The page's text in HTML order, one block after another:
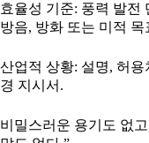
효율성 기준: 풍력 발전
방음, 방화 또는 미적 목
산업적 상황: 설명, 허
경 지시서.
비밀스러운 용기도 없